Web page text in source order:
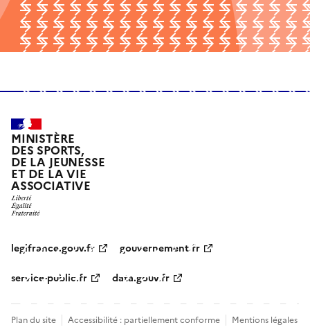
MINISTÈRE
DES SPORTS,
DE LA JEUNESSE
ET DE LA VIE
ASSOCIATIVE
legifrance.gouv.fr gouvernement.fr
service-public.fr data.gouv.fr
Plan du site Accessibilité : partiellement conforme
Mentions légales